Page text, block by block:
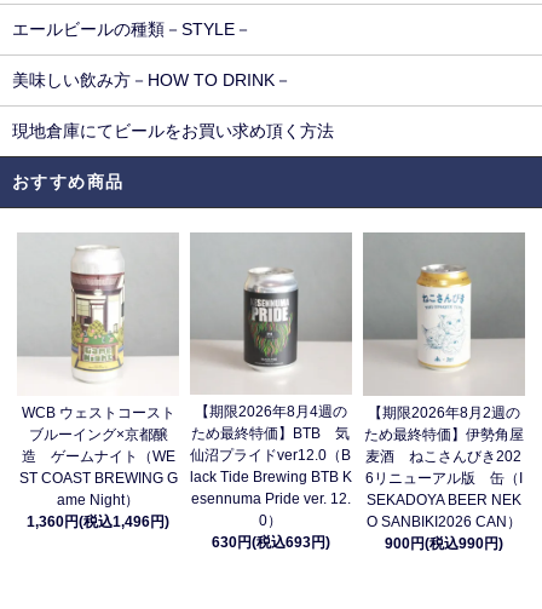
エールビールの種類－STYLE－
美味しい飲み方－HOW TO DRINK－
現地倉庫にてビールをお買い求め頂く方法
おすすめ商品
WCB ウェストコースト
ブルーイング×京都醸
造 ゲームナイト（WE
ST COAST BREWING G
ame Night）
1,360円(税込1,496円)
【期限2026年8月4週の
ため最終特価】BTB 気
仙沼プライドver12.0（B
lack Tide Brewing BTB K
esennuma Pride ver. 12.
0）
630円(税込693円)
【期限2026年8月2週の
ため最終特価】伊勢角屋
麦酒 ねこさんびき202
6リニューアル版 缶（I
SEKADOYA BEER NEK
O SANBIKI2026 CAN）
900円(税込990円)